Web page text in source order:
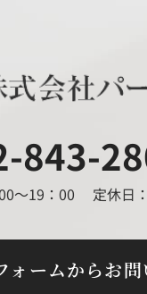
843-
～19：00 定休日
ォームからお